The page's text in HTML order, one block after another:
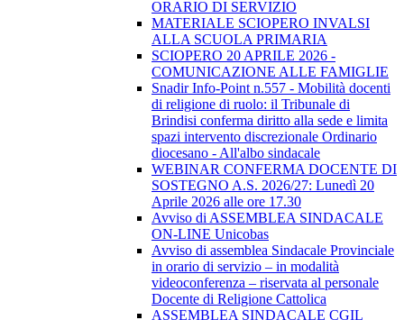
ORARIO DI SERVIZIO
MATERIALE SCIOPERO INVALSI
ALLA SCUOLA PRIMARIA
SCIOPERO 20 APRILE 2026 -
COMUNICAZIONE ALLE FAMIGLIE
Snadir Info-Point n.557 - Mobilità docenti
di religione di ruolo: il Tribunale di
Brindisi conferma diritto alla sede e limita
spazi intervento discrezionale Ordinario
diocesano - All'albo sindacale
WEBINAR CONFERMA DOCENTE DI
SOSTEGNO A.S. 2026/27: Lunedì 20
Aprile 2026 alle ore 17.30
Avviso di ASSEMBLEA SINDACALE
ON-LINE Unicobas
Avviso di assemblea Sindacale Provinciale
in orario di servizio – in modalità
videoconferenza – riservata al personale
Docente di Religione Cattolica
ASSEMBLEA SINDACALE CGIL